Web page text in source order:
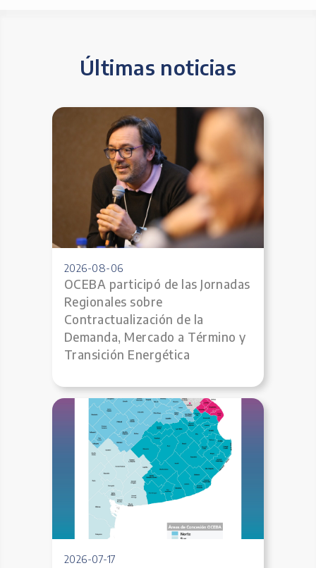
Últimas noticias
2026-08-06
OCEBA participó de las Jornadas
Regionales sobre
Contractualización de la
Demanda, Mercado a Término y
Transición Energética
2026-07-17